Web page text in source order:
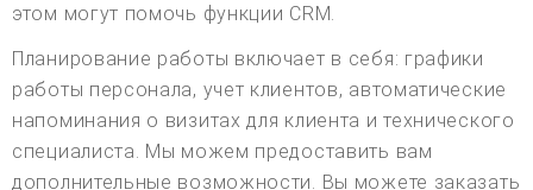
этом могут помочь функции CRM.
Планирование работы включает в себя: графики
работы персонала, учет клиентов, автоматические
напоминания о визитах для клиента и технического
специалиста. Мы можем предоставить вам
дополнительные возможности. Вы можете заказать